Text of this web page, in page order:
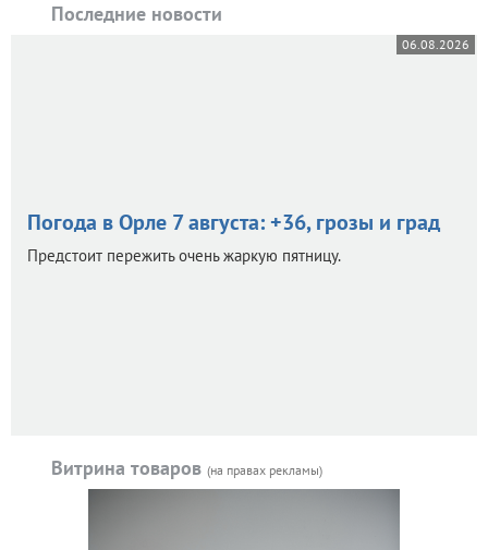
Последние новости
06.08.2026
Погода в Орле 7 августа: +36, грозы и град
Предстоит пережить очень жаркую пятницу.
Витрина товаров (на правах рекламы)